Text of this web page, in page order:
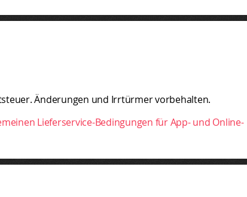
Änderungen und Irrtürmer vorbehalten.
Lieferservice-Bedingungen für App- und Online-